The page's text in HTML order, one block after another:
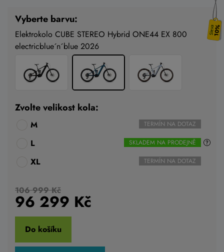
Vyberte barvu:
Elektrokolo CUBE STEREO Hybrid ONE44 EX 800
electricblue´n´blue 2026
10%
Zvolte velikost kola:
M TERMÍN NA DOTAZ
L SKLADEM NA PRODEJNĚ
XL TERMÍN NA DOTAZ
106 999 Kč
96 299 Kč
Do košíku